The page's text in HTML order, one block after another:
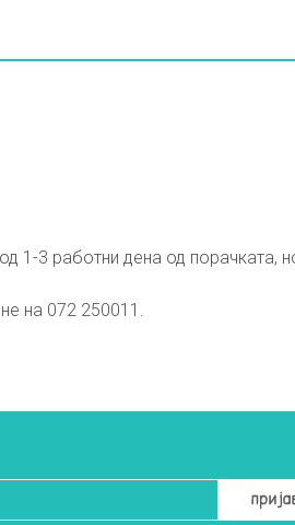
1-3 работни дена од порачката,
не на 072 250011.